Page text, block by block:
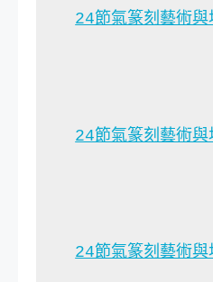
24節氣篆刻藝術
24節氣篆刻藝術
24節氣篆刻藝術